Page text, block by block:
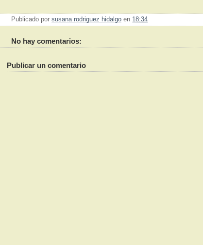
Publicado por susana rodriguez hidalgo en 18:34
No hay comentarios:
Publicar un comentario